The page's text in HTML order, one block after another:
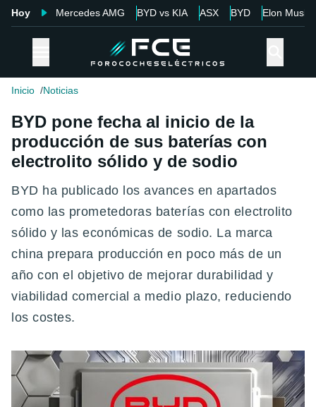
Hoy Mercedes AMG BYD vs KIA ASX BYD Elon Musk
Inicio Noticias
BYD pone fecha al inicio de la
producción de sus baterías con
electrolito sólido y de sodio
BYD ha publicado los avances en apartados
como las prometedoras baterías con electrolito
sólido y las económicas de sodio. La marca
china prepara producción en poco más de un
año con el objetivo de mejorar durabilidad y
viabilidad comercial a medio plazo , reduciendo
los costes.